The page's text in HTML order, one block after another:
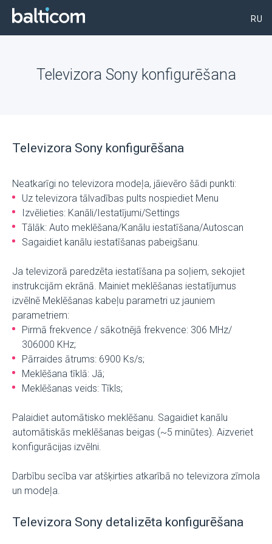
RU
Televizora Sony konfigurēšana
Televizora Sony konfigurēšana
Neatkarīgi no televizora modeļa, jāievēro šādi punkti:
Uz televizora tālvadības pults nospiediet Menu
Izvēlieties: Kanāli/Iestatījumi/Settings
Tālāk: Auto meklēšana/Kanālu iestatīšana/Autoscan
Sagaidiet kanālu iestatīšanas pabeigšanu.
Ja televizorā paredzēta iestatīšana pa soļiem, sekojiet
instrukcijām ekrānā. Mainiet meklēšanas iestatījumus
izvēlnē Meklēšanas kabeļu parametri uz jauniem
parametriem:
Pirmā frekvence / sākotnējā frekvence: 306 MHz/
306000 KHz;
Pārraides ātrums: 6900 Ks/s;
Meklēšana tīklā: Jā;
Meklēšanas veids: Tīkls;
Palaidiet automātisko meklēšanu. Sagaidiet kanālu
automātiskās meklēšanas beigas (~5 minūtes). Aizveriet
konfigurācijas izvēlni.
Darbību secība var atšķirties atkarībā no televizora zīmola
un modeļa.
Televizora Sony detalizēta konfigurēšana